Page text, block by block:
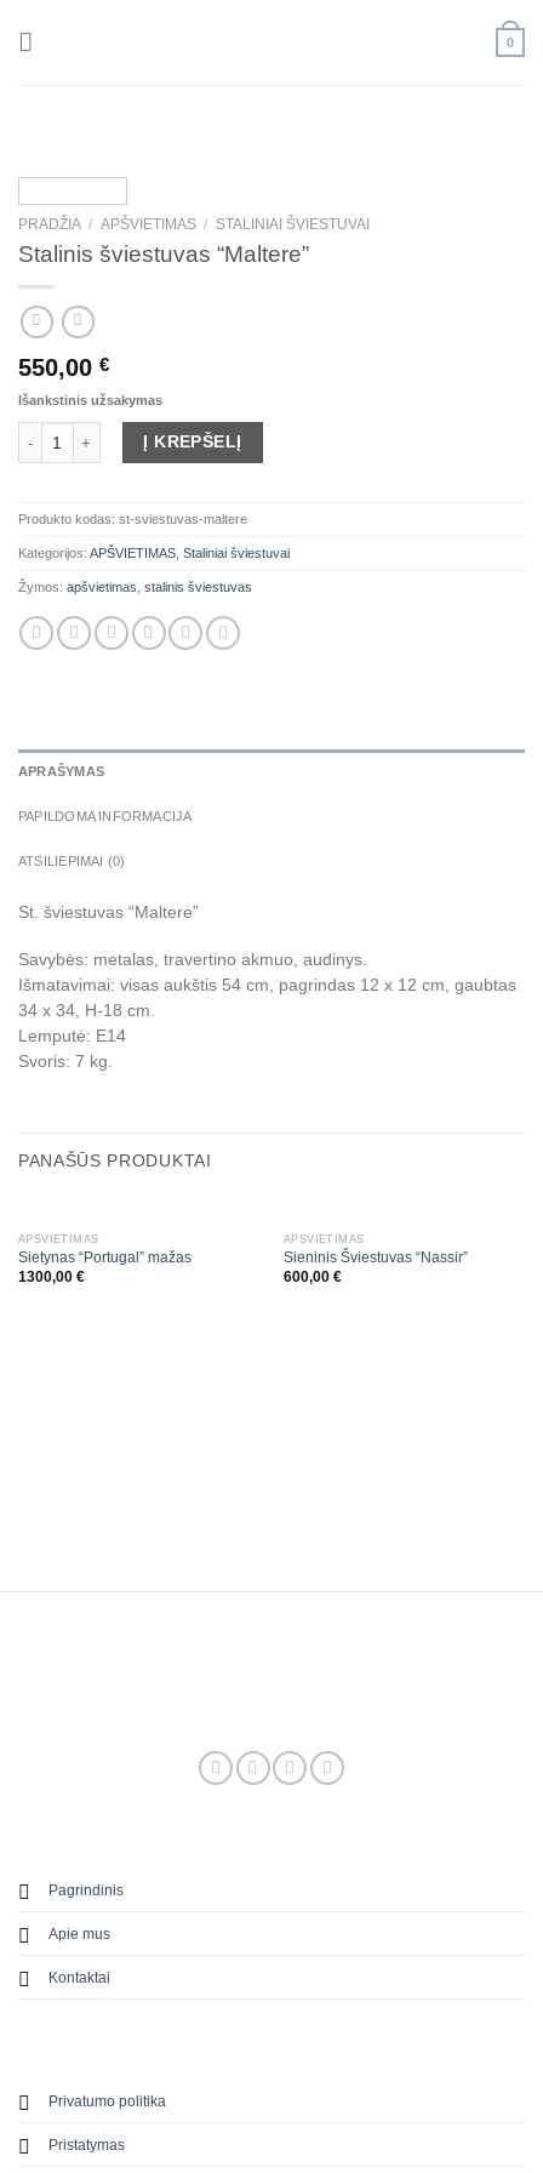
0
PRADŽIA / APŠVIETIMAS / STALINIAI ŠVIESTUVAI
Stalinis šviestuvas “Maltere”
550,00 €
Išankstinis užsakymas
produkto kiekis: Stalinis šviestuvas "Maltere"
Į KREPŠELĮ
Produkto kodas: st-sviestuvas-maltere
Kategorijos: APŠVIETIMAS Staliniai šviestuvai
Žymos: apšvietimas stalinis šviestuvas
APRAŠYMAS
PAPILDOMA INFORMACIJA
ATSILIEPIMAI (0)
St. šviestuvas “Maltere”
Savybės: metalas, travertino akmuo, audinys.
Išmatavimai: visas aukštis 54 cm, pagrindas 12 x 12 cm, gaubtas
34 x 34, H-18 cm.
Lemputė: E14
Svoris: 7 kg.
PANAŠŪS PRODUKTAI
APŠVIETIMAS
Sietynas “Portugal” mažas
1300,00 €
APŠVIETIMAS
Sieninis Šviestuvas “Nassir”
600,00 €
Pagrindinis
Apie mus
Kontaktai
Privatumo politika
Pristatymas